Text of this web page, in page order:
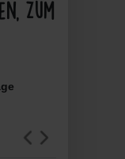
Zum